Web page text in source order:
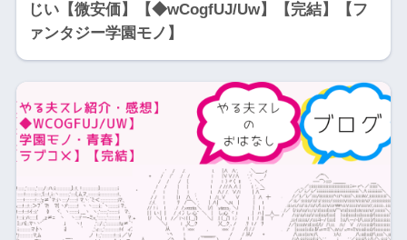
じい【微安価】【◆wCogfUJ/Uw】【完結】【フ
ァンタジー学園モノ】